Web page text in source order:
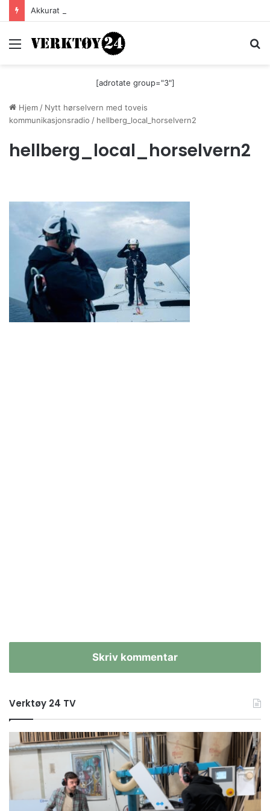
Akkurat nå er batteri-bordsaga til Festool billigere
Meny
[adrotate group="3"]
Hjem / Nytt hørselvern med toveis
kommunikasjonsradio / hellberg_local_horselvern2
hellberg_local_horselvern2
Skriv kommentar
Verktøy 24 TV